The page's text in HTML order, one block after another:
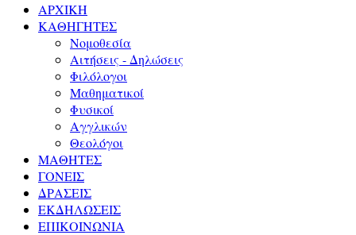
ΑΡΧΙΚΗ
ΚΑΘΗΓΗΤΕΣ
Νομοθεσία
Αιτήσεις - Δηλώσεις
Φιλόλογοι
Μαθηματικοί
Φυσικοί
Αγγλικών
Θεολόγοι
ΜΑΘΗΤΕΣ
ΓΟΝΕΙΣ
ΔΡΑΣΕΙΣ
ΕΚΔΗΛΩΣΕΙΣ
ΕΠΙΚΟΙΝΩΝΙΑ